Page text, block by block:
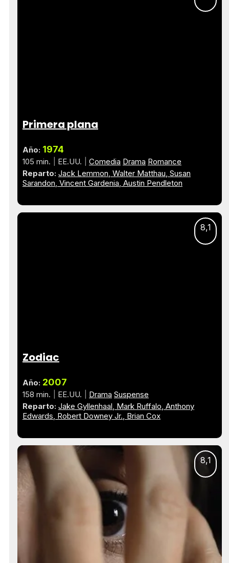
Primera plana
Año: 1974
105 min. EE.UU. Comedia Drama Romance
Reparto: Jack Lemmon Walter Matthau Susan
Sarandon Vincent Gardenia Austin Pendleton
8,1
Zodiac
Año: 2007
158 min. EE.UU. Drama Suspense
Reparto: Jake Gyllenhaal Mark Ruffalo Anthony
Edwards Robert Downey Jr. Brian Cox
8,1